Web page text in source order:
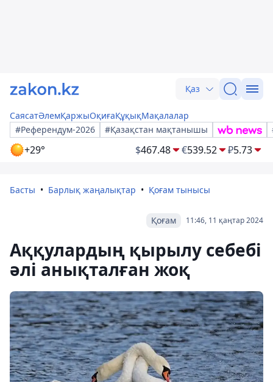
Қаз
СаясатӘлемҚаржыОқиғаҚұқықМақалалар
#Референдум-2026
#Қазақстан мақтанышы
+29° $467.48 €539.52 ₽5.73
Басты Барлық жаңалықтар Қоғам тынысы
11:46, 11 қаңтар 2024
Қоғам
Аққулардың қырылу себебі
әлі анықталған жоқ